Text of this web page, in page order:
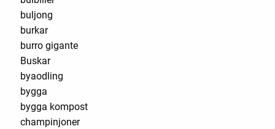
buljong
burkar
burro gigante
Buskar
byaodling
bygga
bygga kompost
champinjoner